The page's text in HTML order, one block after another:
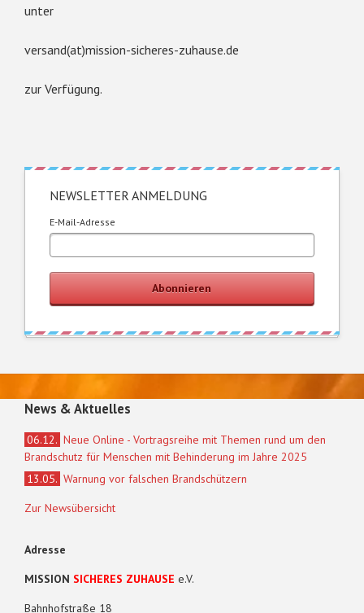
unter
versand(at)mission-sicheres-zuhause.de
zur Verfügung.
NEWSLETTER ANMELDUNG
E-Mail-Adresse
Abonnieren
News & Aktuelles
06.12. Neue Online - Vortragsreihe mit Themen rund um den
Brandschutz für Menschen mit Behinderung im Jahre 2025
13.05. Warnung vor falschen Brandschützern
Zur Newsübersicht
Adresse
MISSION SICHERES ZUHAUSE e.V.
Bahnhofstraße 18